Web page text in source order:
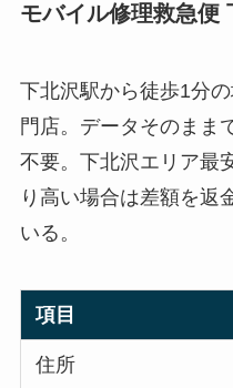
モバイル修理救急便
下北沢駅から徒歩1分
門店。データそのまま
不要。下北沢エリア最
り高い場合は差額を返
いる。
項目
住所